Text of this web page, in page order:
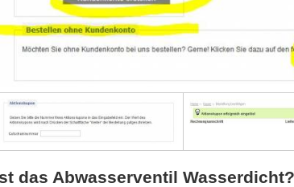
das Abwasserventil Wasserdicht?